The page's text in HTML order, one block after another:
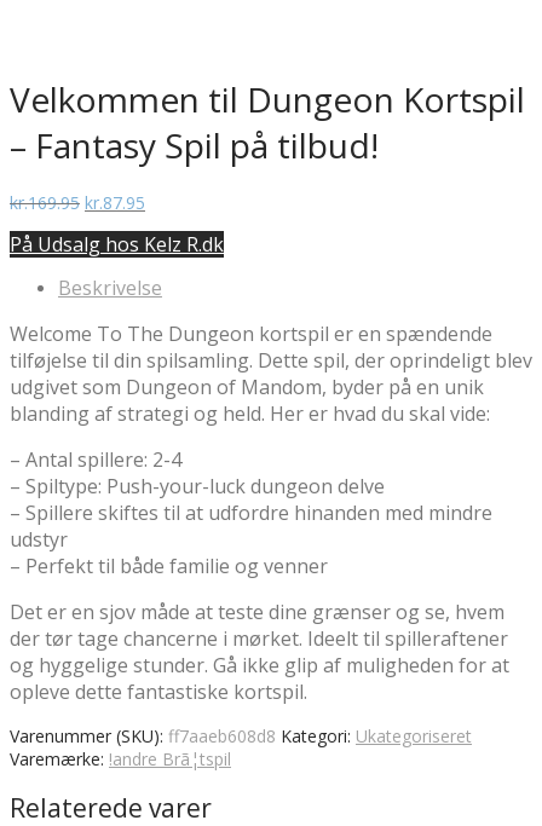
Velkommen til Dungeon Kortspil
– Fantasy Spil på tilbud!
kr.169.95 Den
pris
kr.169.95.
kr.87.95
pris
kr.87.95.
På Udsalg hos Kelz R.dk
Beskrivelse
Welcome To The Dungeon kortspil er en spændende
tilføjelse til din spilsamling. Dette spil, der oprindeligt blev
udgivet som Dungeon of Mandom, byder på en unik
blanding af strategi og held. Her er hvad du skal vide:
– Antal spillere: 2-4
– Spiltype: Push-your-luck dungeon delve
– Spillere skiftes til at udfordre hinanden med mindre
udstyr
– Perfekt til både familie og venner
Det er en sjov måde at teste dine grænser og se, hvem
der tør tage chancerne i mørket. Ideelt til spilleraftener
og hyggelige stunder. Gå ikke glip af muligheden for at
opleve dette fantastiske kortspil.
Varenummer (SKU): ff7aaeb608d8 Kategori: Ukategoriseret
Varemærke: !andre Brã¦tspil
Relaterede varer